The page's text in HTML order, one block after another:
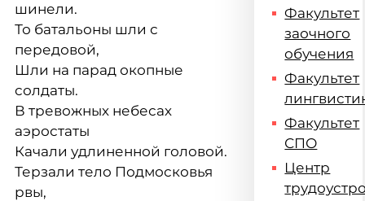
шинели.
То батальоны шли с
передовой,
Шли на парад окопные
солдаты.
В тревожных небесах
аэростаты
Качали удлиненной головой.
Терзали тело Подмосковья
рвы,
Факультет
заочного
обучения
Факультет
Факультет
СПО
Центр